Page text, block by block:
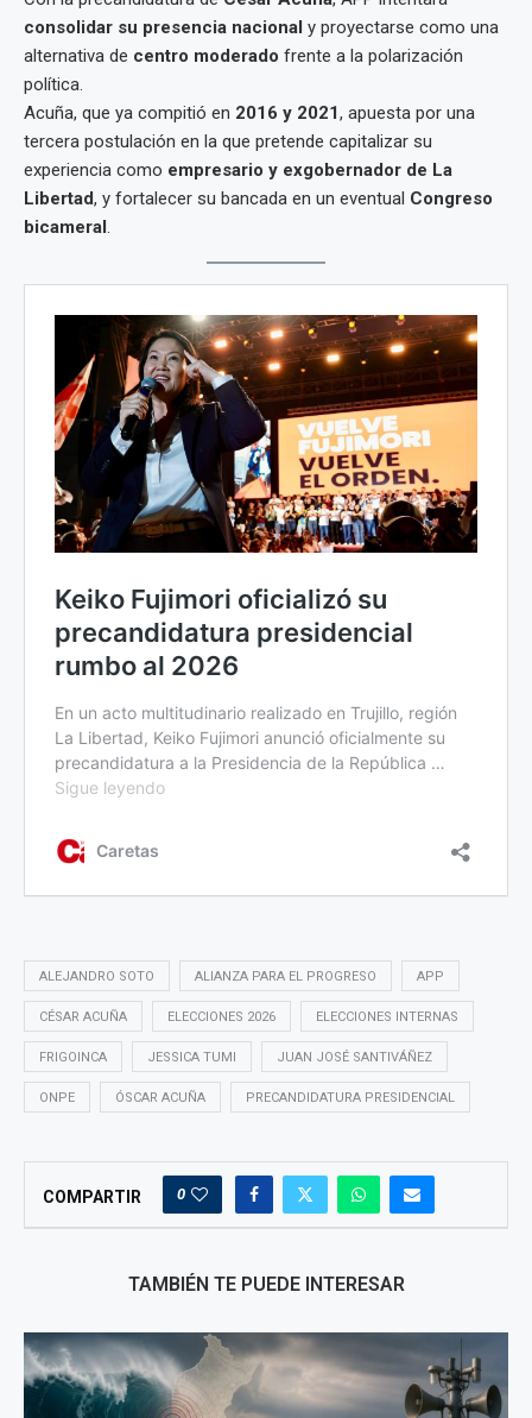
consolidar su presencia nacional y proyectarse como una
alternativa de centro moderado frente a la polarización
política.
Acuña, que ya compitió en 2016 y 2021, apuesta por una
tercera postulación en la que pretende capitalizar su
experiencia como empresario y exgobernador de La
Libertad, y fortalecer su bancada en un eventual Congreso
bicameral.
ALEJANDRO SOTO ALIANZA PARA EL PROGRESO APP
CÉSAR ACUÑA ELECCIONES 2026 ELECCIONES INTERNAS
FRIGOINCA JESSICA TUMI JUAN JOSÉ SANTIVÁÑEZ
ONPE ÓSCAR ACUÑA PRECANDIDATURA PRESIDENCIAL
COMPARTIR 0
TAMBIÉN TE PUEDE INTERESAR